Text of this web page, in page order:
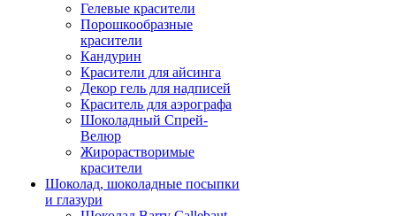
Гелевые красители
Порошкообразные
красители
Кандурин
Красители для айсинга
Декор гель для надписей
Краситель для аэрографа
Шоколадный Спрей-
Велюр
Жирорастворимые
красители
Шоколад, шоколадные посыпки
и глазури